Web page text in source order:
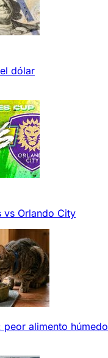
dólar
vs Orlando City
peor alimento húmedo